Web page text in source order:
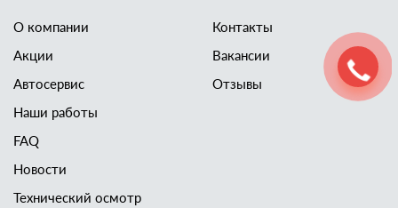
О компании
Акции
Автосервис
Наши работы
Контакты
Вакансии
Отзывы
FAQ
Новости
Технический осмотр